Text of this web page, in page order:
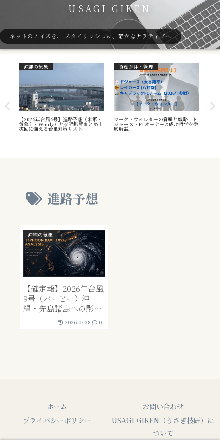
USAGI GIKEN
ネットのノイズを、 スタイリッシュに、静かなナラティブへ
沖縄の気象
【2026年台風6号】進路予想（米軍・
気象庁・Windy）と交通影響まとめ｜
次回に備える台風対策リスト
資産運用・管理
マーク・ウォルターの資産と戦略｜ド
ジャース・F1オーナーの成功哲学を徹
底解説
進路予想
沖縄の気象
【確定報】2026年台風
9号（バービー）沖
縄・先島諸島への影響
とインフラ・営業状況
まとめ｜7月11日夜更
2026.07.28 0
ホーム
お問い合わせ
プライバシーポリシー
USAGI-GIKEN（うさぎ技研）に
ついて